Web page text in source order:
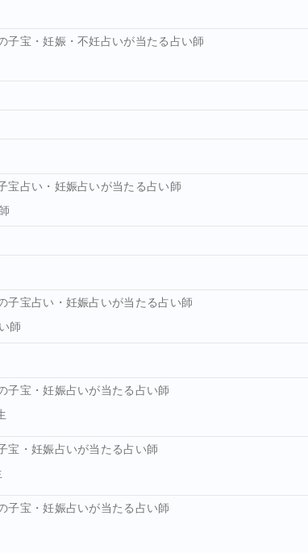
子宝・妊娠・不妊占いが当たる占い師
宝占い・妊娠占いが当たる占い師
子宝占い・妊娠占いが当たる占い師
師
子宝・妊娠占いが当たる占い師
宝・妊娠占いが当たる占い師
子宝・妊娠占いが当たる占い師